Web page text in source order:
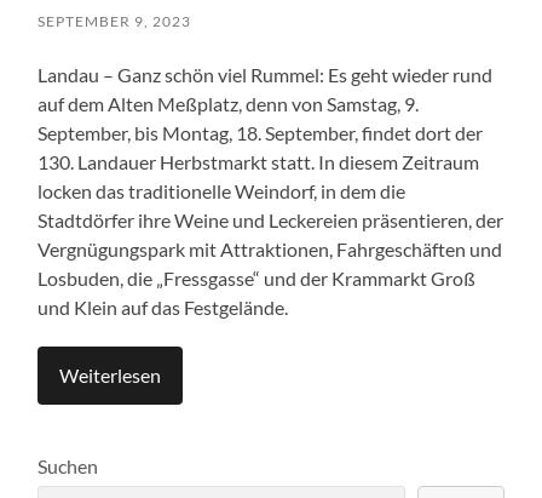
SEPTEMBER 9, 2023
Landau – Ganz schön viel Rummel: Es geht wieder rund
auf dem Alten Meßplatz, denn von Samstag, 9.
September, bis Montag, 18. September, findet dort der
130. Landauer Herbstmarkt statt. In diesem Zeitraum
locken das traditionelle Weindorf, in dem die
Stadtdörfer ihre Weine und Leckereien präsentieren, der
Vergnügungspark mit Attraktionen, Fahrgeschäften und
Losbuden, die „Fressgasse“ und der Krammarkt Groß
und Klein auf das Festgelände.
Weiterlesen
Suchen